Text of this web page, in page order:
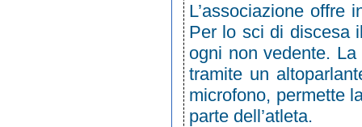
L’associazione offre
Per lo sci di discesa
ogni non vedente.
tramite un
microfono, permette
parte dell’atleta.